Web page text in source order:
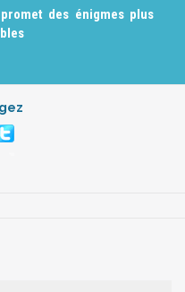
des énigmes plus